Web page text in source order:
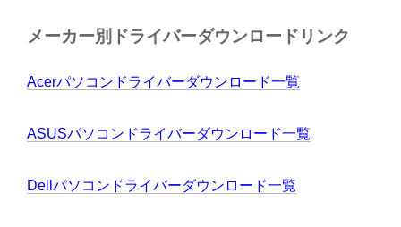
メーカー別ドライバーダウンロードリンク
Acerパソコンドライバーダウンロード一覧
ASUSパソコンドライバーダウンロード一覧
Dellパソコンドライバーダウンロード一覧